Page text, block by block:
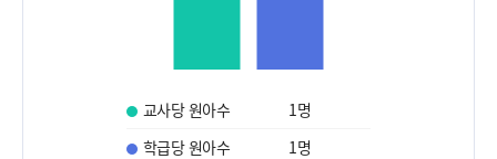
교사당 원아수 1명
학급당 원아수
1명